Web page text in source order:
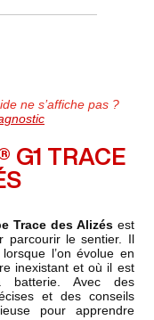
ne s’affiche pas ?
G1 TRACE
Trace des Alizésest
parcourir le sentier. Il
l’on évolue en
inexistant et où il est
batterie. Avec des
et des conseils
pour apprendre